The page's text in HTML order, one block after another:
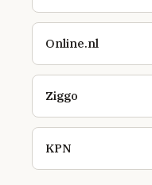
Online.nl
Ziggo
KPN